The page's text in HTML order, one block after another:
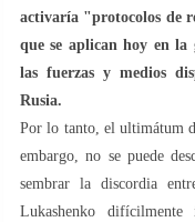
activaría "protocolos de
que se aplican hoy en la
las fuerzas y medios
Rusia.
Por lo tanto, el ultimátum
embargo, no se puede
sembrar la discordia
Lukashenko